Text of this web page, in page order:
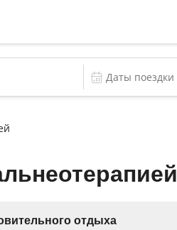
отдыха